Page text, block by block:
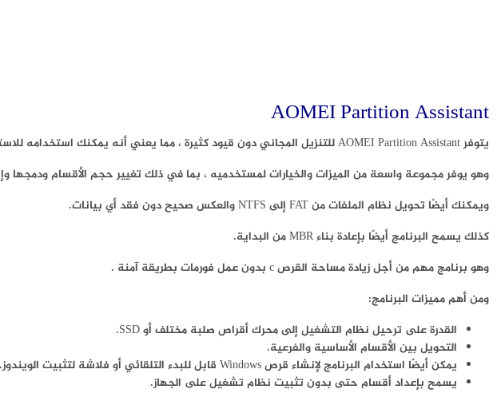
AOMEI Partition Assistant
يتوفر AOMEI Partition Assistant للتنزيل المجاني دون قيود كثيرة ، مما يعني أنه يمكنك استخدامه للاستخدام الشخصي والتجاري.
وهو يوفر مجموعة واسعة من الميزات والخيارات لمستخدميه ، بما في ذلك تغيير حجم الأقسام ودمجها
ويمكنك أيضًا تحويل نظام الملفات من FAT إلى NTFS والعكس صحيح دون فقد أي بيانات.
كذلك يسمح البرنامج أيضًا بإعادة بناء MBR من البداية.
وهو برنامج مهم من أجل زيادة مساحة القرص c بدون عمل فورمات بطريقة آمنة .
ومن أهم مميزات البرنامج:
القدرة على ترحيل نظام التشغيل إلى محرك أقراص صلبة مختلف أو SSD.
التحويل بين الأقسام الأساسية والفرعية.
يمكن أيضًا استخدام البرنامج لإنشاء قرص Windows قابل للبدء التلقائي أو فلاشة لتثبيت الويندوز.
يسمح بإعداد أقسام حتى بدون تثبيت نظام تشغيل على الجهاز.